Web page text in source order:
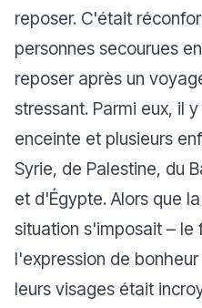
reposer. C'était
personnes secourues
reposer après un
stressant. Parmi eux, il
enceinte et plusieurs
Syrie, de Palestine, du
et d'Égypte. Alors que
situation s'imposait – le
l'expression de
leurs visages était